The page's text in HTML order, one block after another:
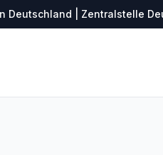
Deutschland | Zentralstelle